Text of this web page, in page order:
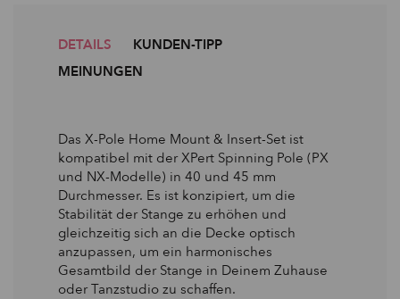
DETAILS
KUNDEN-TIPP
MEINUNGEN
Das X-Pole Home Mount & Insert-Set ist
kompatibel mit der XPert Spinning Pole (PX
und NX-Modelle) in 40 und 45 mm
Durchmesser. Es ist konzipiert, um die
Stabilität der Stange zu erhöhen und
gleichzeitig sich an die Decke optisch
anzupassen, um ein harmonisches
Gesamtbild der Stange in Deinem Zuhause
oder Tanzstudio zu schaffen.